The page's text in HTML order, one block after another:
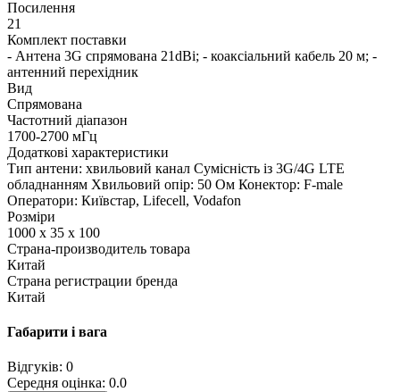
Посилення
21
Комплект поставки
- Антена 3G спрямована 21dBi; - коаксіальний кабель 20 м; -
антенний перехідник
Вид
Спрямована
Частотний діапазон
1700-2700 мГц
Додаткові характеристики
Тип антени: хвильовий канал Сумісність із 3G/4G LTE
обладнанням Хвильовий опір: 50 Ом Конектор: F-male
Оператори: Київстар, Lifecell, Vodafon
Розміри
1000 х 35 х 100
Страна-производитель товара
Китай
Страна регистрации бренда
Китай
Габарити і вага
Відгуків: 0
Середня оцінка: 0.0